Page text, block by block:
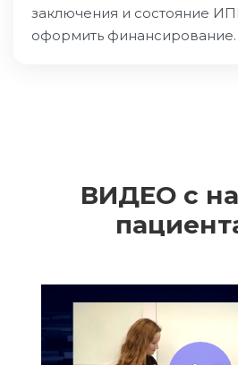
заключения и состояние
оформить финансирование.
ВИДЕО с